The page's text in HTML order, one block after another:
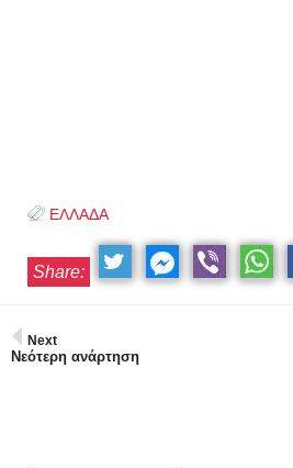
ΕΛΛΑΔΑ
Share:
Next
Νεότερη ανάρτηση